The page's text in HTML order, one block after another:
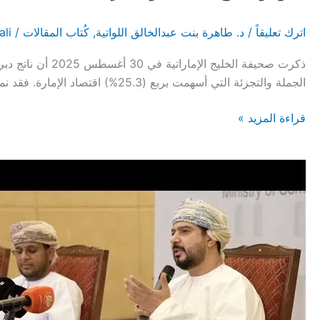
اترك تعليقاً / د. طاهرة بنت عبدالخالق اللواتية, كُتاب المقالات /
الجملة والتجزئة التي أسهمت بربع (25.3%) اقتصاد الإمارة. فقد نما قطاع تجارة الجملة، والتجزئة، وإصلاح المركبات، والدراجات النارية إلى أكثر من 112 مليار […]
نحن
!!
قراءة المزيد »